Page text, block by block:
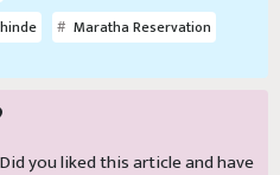
Maratha Reservation
you liked this article and have